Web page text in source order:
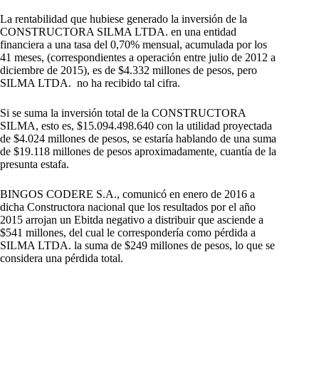
La rentabilidad que hubiese generado la inversión de la
CONSTRUCTORA SILMA LTDA. en una entidad
financiera a una tasa del 0,70% mensual, acumulada por los
41 meses, (correspondientes a operación entre julio de 2012 a
diciembre de 2015), es de $4.332 millones de pesos, pero
SILMA LTDA. no ha recibido tal cifra.
Si se suma la inversión total de la CONSTRUCTORA
SILMA, esto es, $15.094.498.640 con la utilidad proyectada
de $4.024 millones de pesos, se estaría hablando de una suma
de $19.118 millones de pesos aproximadamente, cuantía de la
presunta estafa.
BINGOS CODERE S.A., comunicó en enero de 2016 a
dicha Constructora nacional que los resultados por el año
2015 arrojan un Ebitda negativo a distribuir que asciende a
$541 millones, del cual le correspondería como pérdida a
SILMA LTDA. la suma de $249 millones de pesos, lo que se
considera una pérdida total.